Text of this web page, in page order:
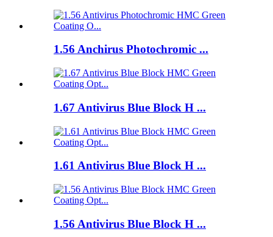
1.56 Anchirus Photochromic ...
1.67 Antivirus Blue Block H ...
1.61 Antivirus Blue Block H ...
1.56 Antivirus Blue Block H ...